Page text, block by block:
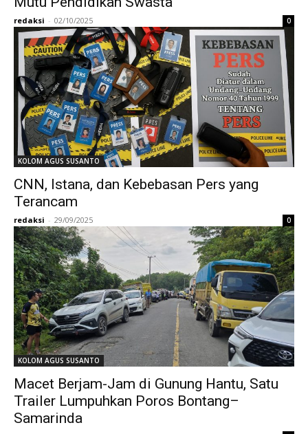
redaksi - 02/10/2025 0
KOLOM AGUS SUSANTO
CNN, Istana, dan Kebebasan Pers yang
Terancam
redaksi - 29/09/2025 0
KOLOM AGUS SUSANTO
Macet Berjam-Jam di Gunung Hantu, Satu
Trailer Lumpuhkan Poros Bontang–
Samarinda